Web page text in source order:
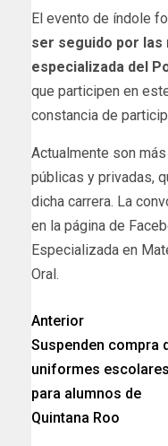
El evento de índole
ser seguido por las
especializada del
que participen en
constancia de
Actualmente son
públicas y privadas,
dicha carrera. La
en la página de
Especializada en
Oral.
Anterior
Suspenden compra
uniformes escolares
para alumnos de
Quintana Roo